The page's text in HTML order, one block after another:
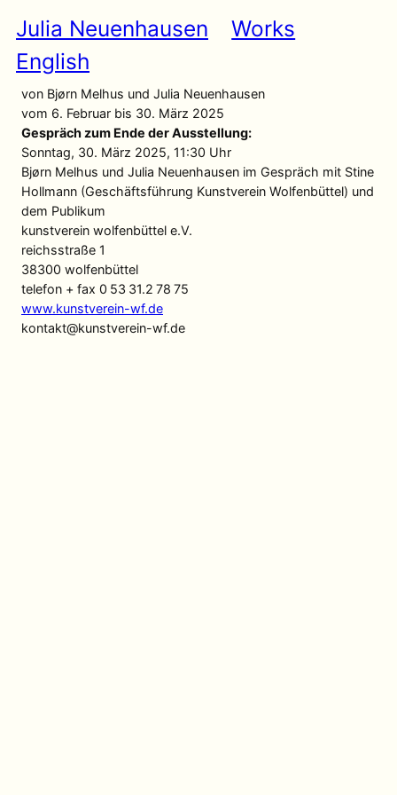
Inhalt
springen
Julia Neuenhausen
Works
English
von Bjørn Melhus und Julia Neuenhausen
vom 6. Februar bis 30. März 2025
Gespräch zum Ende der Ausstellung:
Sonntag, 30. März 2025, 11:30 Uhr
Bjørn Melhus und Julia Neuenhausen im Gespräch mit Stine
Hollmann (Geschäftsführung Kunstverein Wolfenbüttel) und
dem Publikum
kunstverein wolfenbüttel e.V.
reichsstraße 1
38300 wolfenbüttel
telefon + fax 0 53 31.2 78 75
www.kunstverein-wf.de
kontakt@kunstverein-wf.de